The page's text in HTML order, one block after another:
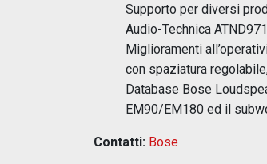
Supporto per diversi
Audio-Technica
Miglioramenti
con spaziatura
Database Bose
EM90/EM180 ed il
Contatti: Bose